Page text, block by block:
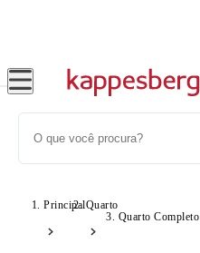
PrincipalQuarto
Quarto Completo